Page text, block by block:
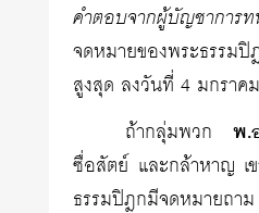
คำตอบจากผู้บัญชาการท
จดหมายของพระธร
สูงสุด ลงวันที่ 4 มกรา
ถ้ากลุ่มพวกพ.
ซื่อสัตย์ และกล้าหาญ เ
ธรรมปิฎกมีจดหมาย